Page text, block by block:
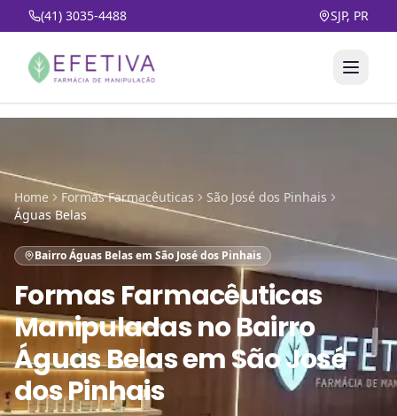
(41) 3035-4488 SJP, PR
Home Formas Farmacêuticas
São José dos Pinhais
Águas Belas
Bairro Águas Belas em São José dos Pinhais
Formas Farmacêuticas
ManipuladasnoBairro
Águas Belas em São José
dos Pinhais